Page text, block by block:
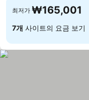
최저가 ₩165,001
7개 사이트의 요금 보기